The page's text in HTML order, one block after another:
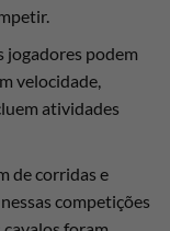
jogadores podem
velocidade,
atividades
de corridas e
competições